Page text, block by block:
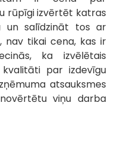
rūpīgi izvērtēt katras
un salīdzināt tos ar
nav tikai cena, kas ir
ka izvēlētais
par izdevīgu
atsauksmes
viņu darba